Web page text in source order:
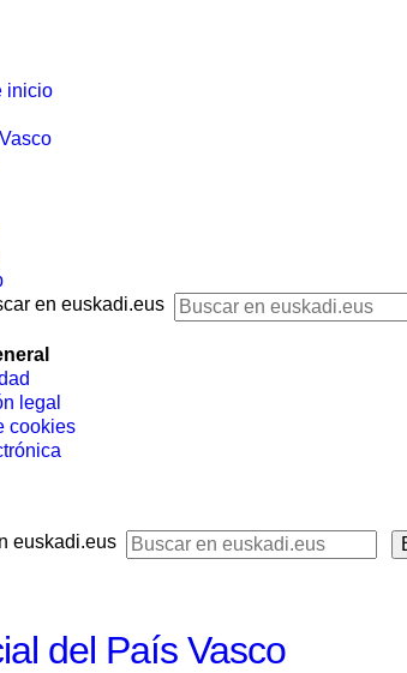
inicio
en euskadi.eus
legal
cookies
euskadi.eus
del País Vasco